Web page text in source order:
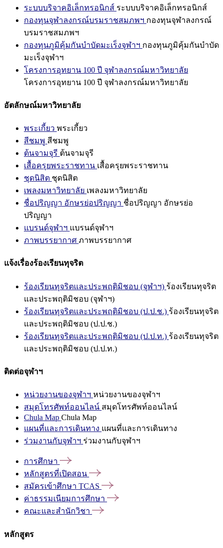
ระบบบริจาคอิเล็กทรอนิกส์ ระบบบริจาคอิเล็กทรอนิกส์
กองทุนจุฬาลงกรณ์บรมราชสมภพฯ กองทุนจุฬาลงกรณ์
บรมราชสมภพฯ
กองทุนภูมิคุ้มกันบำบัดมะเร็งจุฬาฯ กองทุนภูมิคุ้มกันบำบัด
มะเร็งจุฬาฯ
โครงการอุทยาน 100 ปี จุฬาลงกรณ์มหาวิทยาลัย
โครงการอุทยาน 100 ปี จุฬาลงกรณ์มหาวิทยาลัย
อัตลักษณ์มหาวิทยาลัย
พระเกี้ยว พระเกี้ยว
สีชมพู สีชมพู
ต้นจามจุรี ต้นจามจุรี
เสื้อครุยพระราชทาน เสื้อครุยพระราชทาน
ชุดนิสิต ชุดนิสิต
เพลงมหาวิทยาลัย เพลงมหาวิทยาลัย
ชื่อปริญญา อักษรย่อปริญญา ชื่อปริญญา อักษรย่อ
ปริญญา
แบรนด์จุฬาฯ แบรนด์จุฬาฯ
ภาพบรรยากาศ ภาพบรรยากาศ
แจ้งเรื่องร้องเรียนทุจริต
ร้องเรียนทุจริตและประพฤติมิชอบ (จุฬาฯ) ร้องเรียนทุจริต
และประพฤติมิชอบ (จุฬาฯ)
ร้องเรียนทุจริตและประพฤติมิชอบ (ป.ป.ช.) ร้องเรียนทุจริต
และประพฤติมิชอบ (ป.ป.ช.)
ร้องเรียนทุจริตและประพฤติมิชอบ (ป.ป.ท.) ร้องเรียนทุจริต
และประพฤติมิชอบ (ป.ป.ท.)
ติดต่อจุฬาฯ
หน่วยงานของจุฬาฯ หน่วยงานของจุฬาฯ
สมุดโทรศัพท์ออนไลน์ สมุดโทรศัพท์ออนไลน์
Chula Map Chula Map
แผนที่และการเดินทาง แผนที่และการเดินทาง
ร่วมงานกับจุฬาฯ ร่วมงานกับจุฬาฯ
การศึกษา
หลักสูตรที่เปิดสอน
สมัครเข้าศึกษา TCAS
ค่าธรรมเนียมการศึกษา
คณะและสำนักวิชา
หลักสูตร